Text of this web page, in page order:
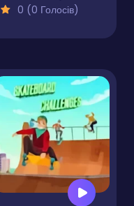
0 (0 Голосів)